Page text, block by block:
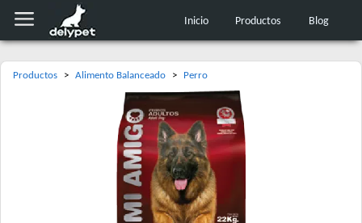
Inicio Productos Blog
Productos > Alimento Balanceado > Perro